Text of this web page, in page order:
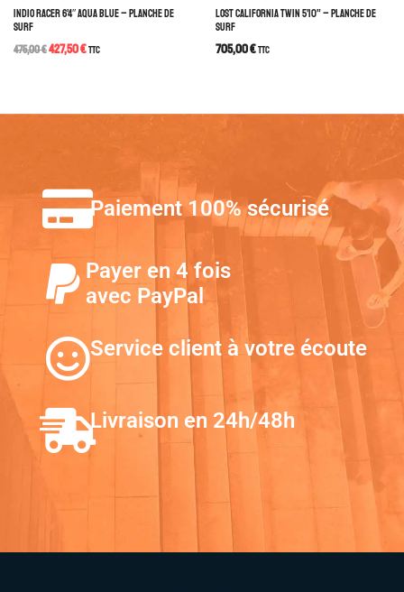
INDIO RACER 6’4″ AQUA BLUE – PLANCHE DE
SURF
475,00€427,50€TTC
LOST CALIFORNIA TWIN 5’10” – PLANCHE DE
SURF
705,00€TTC
Paiement 100% sécurisé
Payer en 4 fois
avec PayPal
Service client à votre écoute
Livraison en 24h/48h